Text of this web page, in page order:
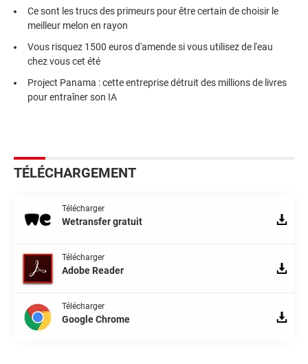
Ce sont les trucs des primeurs pour être certain de choisir le
meilleur melon en rayon
Vous risquez 1500 euros d'amende si vous utilisez de l'eau
chez vous cet été
Project Panama : cette entreprise détruit des millions de livres
pour entraîner son IA
TÉLÉCHARGEMENT
Télécharger
Wetransfer gratuit
Télécharger
Adobe Reader
Télécharger
Google Chrome